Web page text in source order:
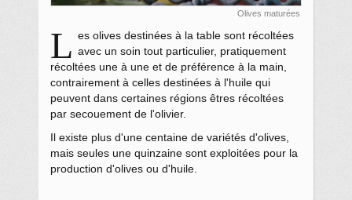
Olives maturées
L es olives destinées à la table sont récoltées
avec un soin tout particulier, pratiquement
récoltées une à une et de préférence à la main,
contrairement à celles destinées à l'huile qui
peuvent dans certaines régions êtres récoltées
par secouement de l'olivier.
Il existe plus d'une centaine de variétés d'olives,
mais seules une quinzaine sont exploitées pour la
production d'olives ou d'huile.